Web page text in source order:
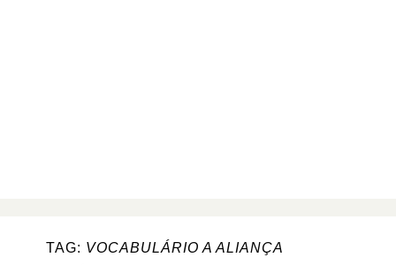
TAG: VOCABULÁRIO A ALIANÇA